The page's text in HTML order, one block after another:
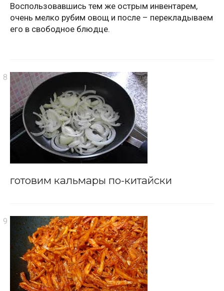
Воспользовавшись тем же острым инвентарем,
очень мелко рубим овощ и после – перекладываем
его в свободное блюдце.
готовим кальмары по-китайски